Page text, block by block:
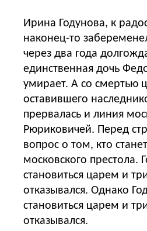
Ирина Годунова, к
наконец-то
через два года
единственная дочь
умирает. А со смертью
оставившего
прервалась и линия
Рюриковичей. Перед
вопрос о том, кто
московского престола.
становиться царем и
отказывался. Однако
становиться царем и
отказывался.